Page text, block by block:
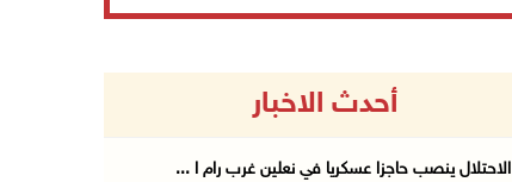
أحدث الاخبار
الاحتلال ينصب حاجزا عسكريا في نعلين غرب رام ا ...